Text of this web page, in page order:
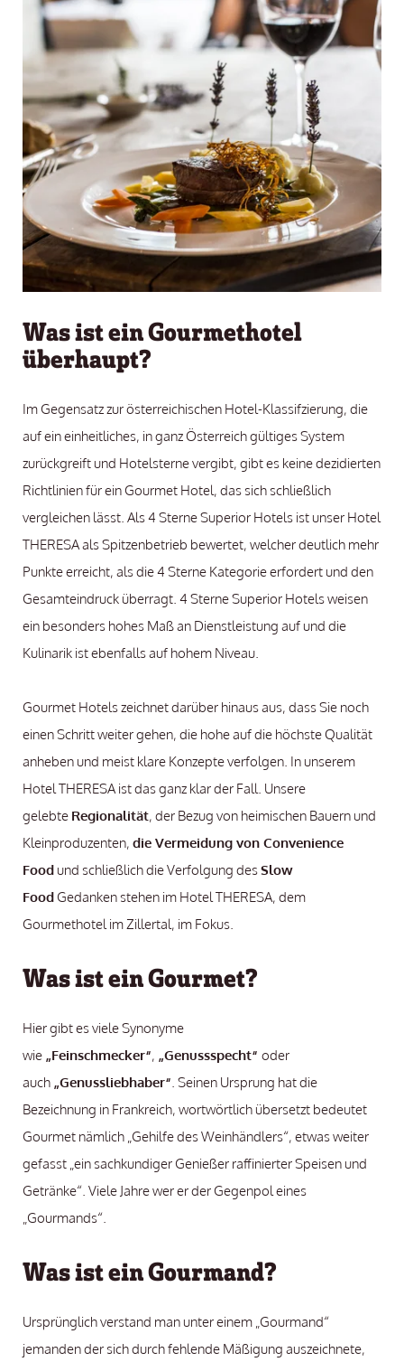
Was ist ein Gourmethotel
überhaupt?
Im Gegensatz zur österreichischen Hotel-Klassifzierung, die
auf ein einheitliches, in ganz Österreich gültiges System
zurückgreift und Hotelsterne vergibt, gibt es keine dezidierten
Richtlinien für ein Gourmet Hotel, das sich schließlich
vergleichen lässt. Als 4 Sterne Superior Hotels ist unser Hotel
THERESA als Spitzenbetrieb bewertet, welcher deutlich mehr
Punkte erreicht, als die 4 Sterne Kategorie erfordert und den
Gesamteindruck überragt. 4 Sterne Superior Hotels weisen
ein besonders hohes Maß an Dienstleistung auf und die
Kulinarik ist ebenfalls auf hohem Niveau.
Gourmet Hotels zeichnet darüber hinaus aus, dass Sie noch
einen Schritt weiter gehen, die hohe auf die höchste Qualität
anheben und meist klare Konzepte verfolgen. In unserem
Hotel THERESA ist das ganz klar der Fall. Unsere
gelebte Regionalität, der Bezug von heimischen Bauern und
Kleinproduzenten, die Vermeidung von Convenience
Food und schließlich die Verfolgung desSlow
FoodGedanken stehen im Hotel THERESA, dem
Gourmethotel im Zillertal, im Fokus.
Was ist ein Gourmet?
Hier gibt es viele Synonyme
wie „Feinschmecker“, „Genussspecht“ oder
auch „Genussliebhaber“. Seinen Ursprung hat die
Bezeichnung in Frankreich, wortwörtlich übersetzt bedeutet
Gourmet nämlich „Gehilfe des Weinhändlers“, etwas weiter
gefasst „ein sachkundiger Genießer raffinierter Speisen und
Getränke“. Viele Jahre wer er der Gegenpol eines
„Gourmands“.
Was ist ein Gourmand?
Ursprünglich verstand man unter einem „Gourmand“
jemanden der sich durch fehlende Mäßigung auszeichnete,